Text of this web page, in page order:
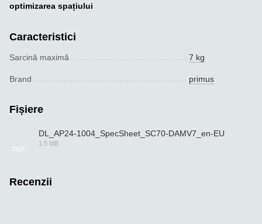
optimizarea spațiului
Caracteristici
Sarcină maximă 7 kg
Brand primus
Fișiere
PDF
DL_AP24-1004_SpecSheet_SC70-DAMV7_en-EU
1.5 MB
Recenzii